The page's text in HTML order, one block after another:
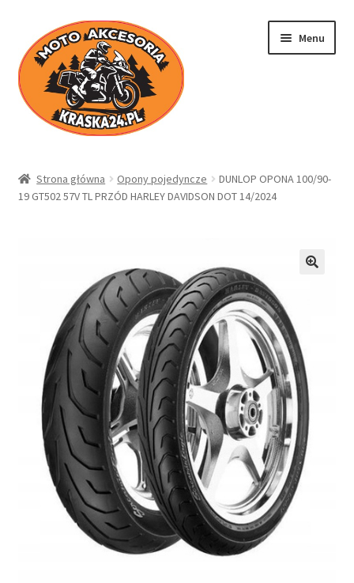
Przejdź
do
nawigacji
Przejdź
do
treści
Menu
Sklep
Regulamin
Polityka prywatności
Kontakt
Strona główna Opony pojedyncze
DUNLOP OPONA 100/90-
19 GT502 57V TL PRZÓD HARLEY DAVIDSON DOT 14/2024